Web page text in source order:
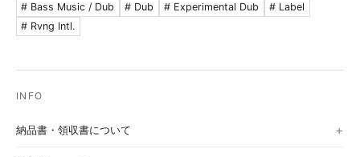
# Bass Music / Dub # Dub # Experimental Dub
# Label
# Rvng Intl.
納品書・領収書について